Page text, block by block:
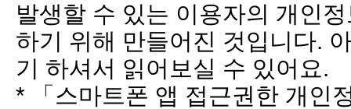
발생할 수 있는 이용자의 개인
하기 위해 만들어진 것입니다.
기 하셔서 읽어보실 수 있어요.
* 「스마트폰 앱 접근권한 개인